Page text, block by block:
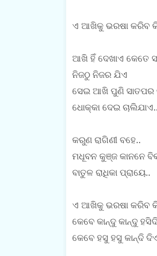
ଏ ଆଖିକୁ ଭରଷା କରିବ
ଆଖି ହିଁ ଦେଖାଏ କେତେ
ନିଜଠୁ ନିଜର ଯିଏ
ସେଇ ଆଖି ପୁଣି ସାତପର
ଧୋକ୍କା ଦେଇ ଚାଲିଯାଏ..
କରୁଣ ରାଗିଣୀ ବହେ..
ମଧୂବନ କୁଞ୍ଜ କାନନେ
ବାତୁଳ ରାଧିକା ପ୍ରାୟେ..
ଏ ଆଖିକୁ ଭରଷା କରିବ
କେବେ କାନ୍ଦୁ କାନ୍ଦୁ
କେବେ ହସୁ ହସୁ କାନ୍ଦି